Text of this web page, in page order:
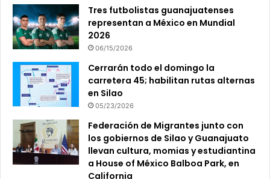
Tres futbolistas guanajuatenses
representan a México en Mundial
2026
06/15/2026
Cerrarán todo el domingo la
carretera 45; habilitan rutas alternas
en Silao
05/23/2026
Federación de Migrantes junto con
los gobiernos de Silao y Guanajuato
llevan cultura, momias y estudiantina
a House of México Balboa Park, en
California